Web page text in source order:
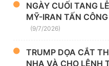
NGÀY CUỐI TANG
MỸ-IRAN TẤN
(9/7/2026)
TRUMP DỌA CẮT
NHA VÀ CHO LỆNH